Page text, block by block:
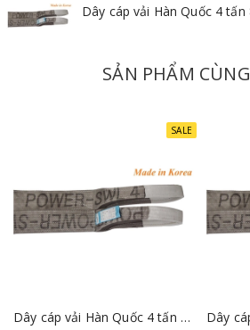
Dây cáp vải Hàn Quốc 4 tấn
SẢN PHẨM
SALE
Dây cáp vải Hàn Quốc 4 tấn 2 mét